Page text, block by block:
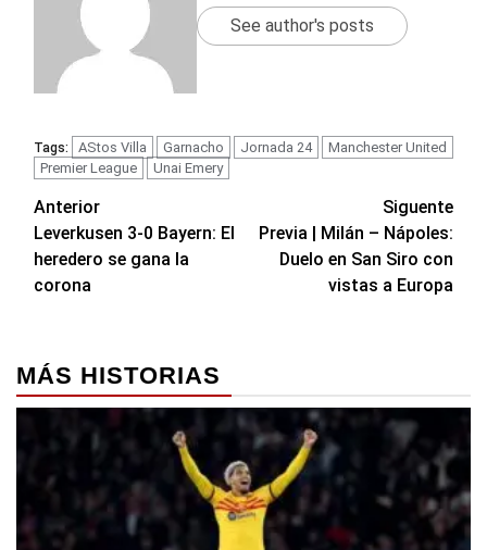
See author's posts
Tags: AStos Villa Garnacho Jornada 24
Manchester United
Premier League
Unai Emery
Navegación
de
entradas
Anterior
Leverkusen 3-0 Bayern: El
heredero se gana la
corona
Siguente
Previa | Milán – Nápoles:
Duelo en San Siro con
vistas a Europa
MÁS HISTORIAS